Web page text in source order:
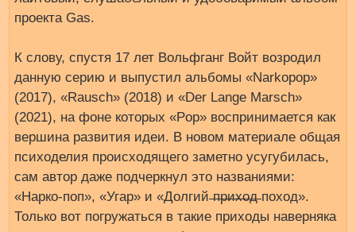
проекта Gas.
К слову, спустя 17 лет Вольфганг Войт возродил
данную серию и выпустил альбомы «Narkopop»
(2017), «Rausch» (2018) и «Der Lange Marsch»
(2021), на фоне которых «Pop» воспринимается как
вершина развития идеи. В новом материале общая
психоделия происходящего заметно усугубилась,
сам автор даже подчеркнул это названиями:
«Нарко-поп», «Угар» и «Долгий ̶п̶р̶и̶х̶о̶д̶ поход».
Только вот погружаться в такие приходы наверняка